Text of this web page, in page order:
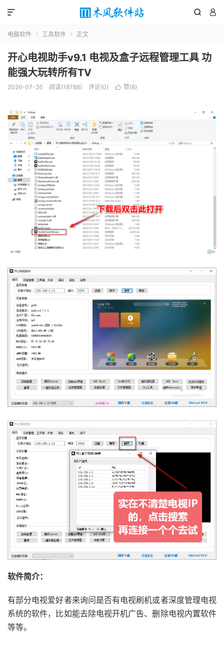
 

电脑软件  工具软件  正文
开心电视助手v9.1 电视及盒子远程管理工具 功
能强大玩转所有TV
2026-07-26 阅读(18788) 评论(0)  赞(8)
软件简介：
有部分电视爱好者来询问是否有电视刷机或者深度管理电视
系统的软件，比如能去除电视开机广告、删除电视内置软件
等等。